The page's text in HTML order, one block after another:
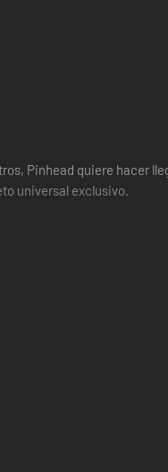
Pinhead quiere hacer
universal exclusivo.
del placer y el
curioso. Al resolver el